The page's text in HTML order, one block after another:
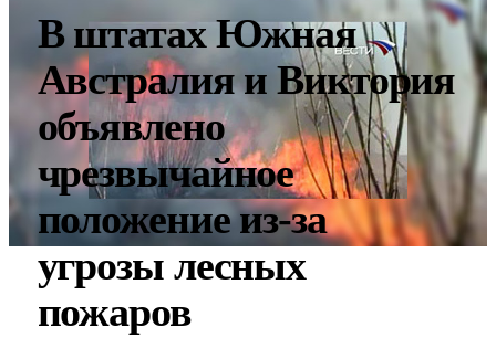
В штатах Южная
Австралия и Виктория
объявлено
чрезвычайное
положение из-за
угрозы лесных
пожаров